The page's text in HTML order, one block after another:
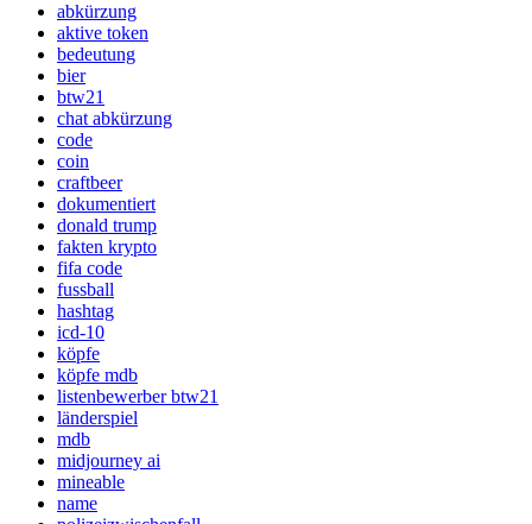
abkürzung
aktive token
bedeutung
bier
btw21
chat abkürzung
code
coin
craftbeer
dokumentiert
donald trump
fakten krypto
fifa code
fussball
hashtag
icd-10
köpfe
köpfe mdb
listenbewerber btw21
länderspiel
mdb
midjourney ai
mineable
name